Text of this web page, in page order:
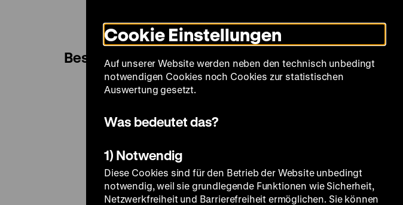
Modus
umschalten
Sprache
Besuch Spielplan Filmreihen Über uns
Cookie Einstellungen
Auf unserer Website werden neben den technisch unbedingt
notwendigen Cookies noch Cookies zur statistischen
Auswertung gesetzt.
Was bedeutet das?
1) Notwendig
Diese Cookies sind für den Betrieb der Website unbedingt
notwendig, weil sie grundlegende Funktionen wie Sicherheit,
Netzwerkfreiheit und Barrierefreiheit ermöglichen. Sie können